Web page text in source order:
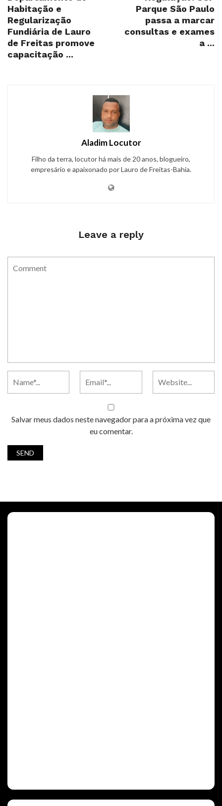
Habitação e
Regularização
Fundiária de Lauro
de Freitas promove
capacitação ...
Parque São Paulo
passa a marcar
consultas e exames
a ...
Aladim Locutor
Filho da terra, locutor há mais de 20 anos, blogueiro,
empresário e apaixonado por Lauro de Freitas-Bahia.
Leave a reply
Salvar meus dados neste navegador para a próxima vez que
eu comentar.